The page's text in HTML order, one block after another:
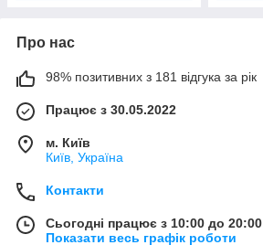
Про нас
98% позитивних з 181 відгука за рік
Працює з 30.05.2022
м. Київ
Київ, Україна
Контакти
Сьогодні працює з 10:00 до 20:00
Показати весь графік роботи